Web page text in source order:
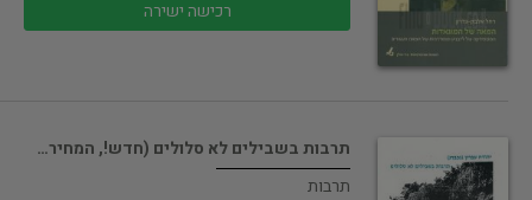
רכישה ישירה
תרבות בשבילים לא סלולים (חדש!, המחיר…
תרבות